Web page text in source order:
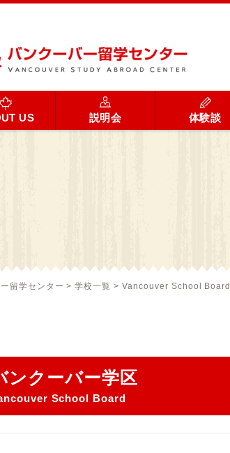
US 説明会 体験談
留学センター >学校一覧 >Vancouver School Board
ンクーバー学区
School Board